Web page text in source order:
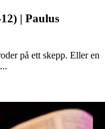
| Paulus
på ett skepp. Eller en